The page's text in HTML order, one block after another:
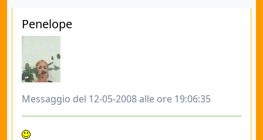
Penelope
Messaggio del 12-05-2008 alle ore 19:06:35